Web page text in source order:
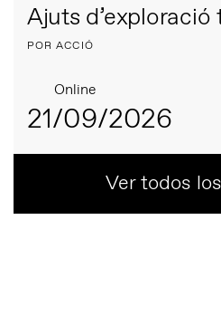
Ajuts
POR ACCIÓ
Online
21/09/2026
Ver todos